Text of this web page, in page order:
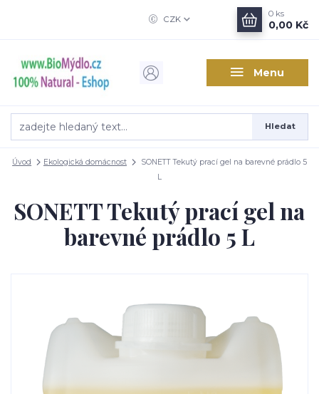
Menu
CZK
Hledat
0 ks
0,00 Kč
Úvod Ekologická domácnost
SONETT Tekutý prací gel na barevné prádlo 5
L
SONETT Tekutý prací gel na
barevné prádlo 5 L